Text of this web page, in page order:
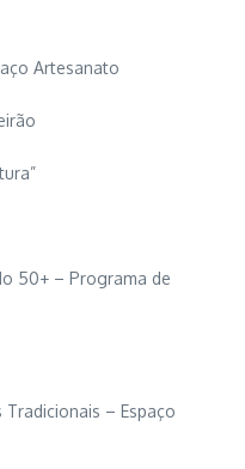
Artesanato
50+ – Programa de
– Espaço